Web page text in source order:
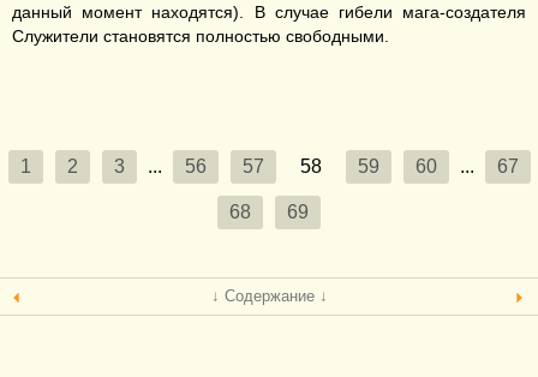
данный момент находятся). В случае гибели мага-создателя
Служители становятся полностью свободными.
1 2 3 ... 56 57 58 59 60 ... 67
68 69
↓ Содержание ↓